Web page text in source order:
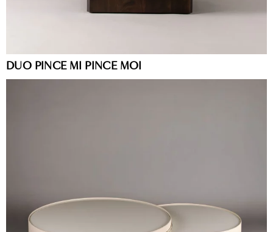
DUO PINCE MI PINCE MOI